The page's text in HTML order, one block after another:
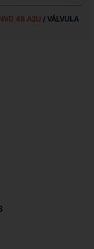
48 A2U / VÁLVULA